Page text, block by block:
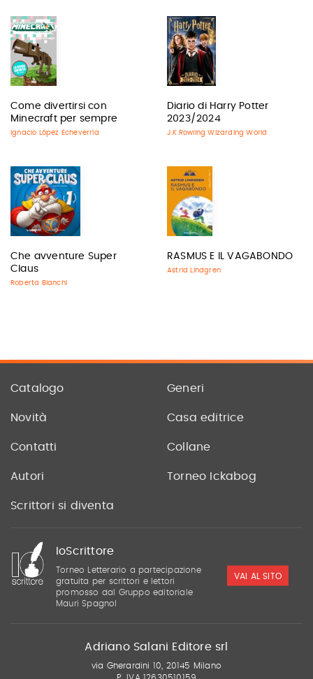
Come divertirsi con
Minecraft per sempre
Ignacio López Echeverría
Diario di Harry Potter
2023/2024
J.K.Rowling Wizarding World
Che avventure Super
Claus
Roberta Bianchi
RASMUS E IL VAGABONDO
Astrid Lindgren
Catalogo Generi
Novità Casa editrice
Contatti Collane
Autori Torneo Ickabog
Scrittori si diventa
IoScrittore
Torneo Letterario a partecipazione
gratuita per scrittori e lettori
promosso dal Gruppo editoriale
Mauri Spagnol
VAI AL SITO
Adriano Salani Editore srl
via Gherardini 10, 20145 Milano